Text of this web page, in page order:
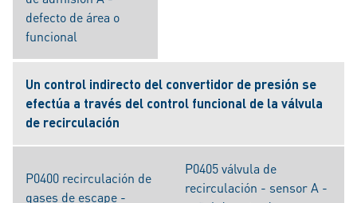
defecto de área o
funcional
Un control indirecto del convertidor de presión se
efectúa a través del control funcional de la válvula
de recirculación
P0400 recirculación de
gases de escape -
P0405 válvula de
recirculación - sensor A -